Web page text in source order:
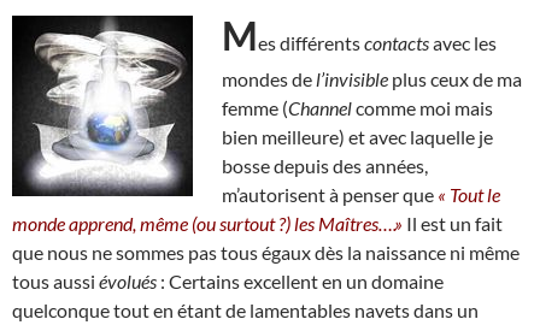
Mes différentscontactsavec les
mondes de l’invisible plus ceux de ma
femme (Channelcomme moi mais
bien meilleure) et avec laquelle je
bosse depuis des années,
m’autorisent à penser que « Tout le
monde apprend, même (ou surtout ?) les Maîtres….» Il est un fait
que nous ne sommes pas tous égaux dès la naissance ni même
tous aussi évolués : Certains excellent en un domaine
quelconque tout en étant de lamentables navets dans un